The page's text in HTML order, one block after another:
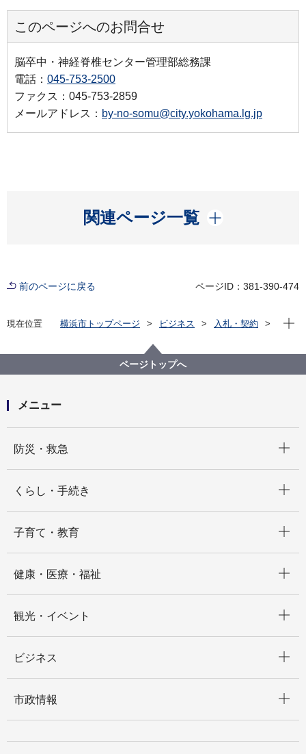
このページへのお問合せ
脳卒中・神経脊椎センター管理部総務課
電話： 045-753-2500
ファクス：045-753-2859
メールアドレス： by-no-somu@city.yokohama.lg.jp
関連ページ一覧
開く
前のページに戻る ページID：381-390-474
現在位置 横浜市トップページ ビジネス
入札・契約
【参加申込終了】横浜市立脳卒中・神経脊椎センター
放射線被ばく線量測定業務委託
現在
ページトップへ
メニュー
防災・救急
くらし・手続き
子育て・教育
健康・医療・福祉
観光・イベント
ビジネス
市政情報